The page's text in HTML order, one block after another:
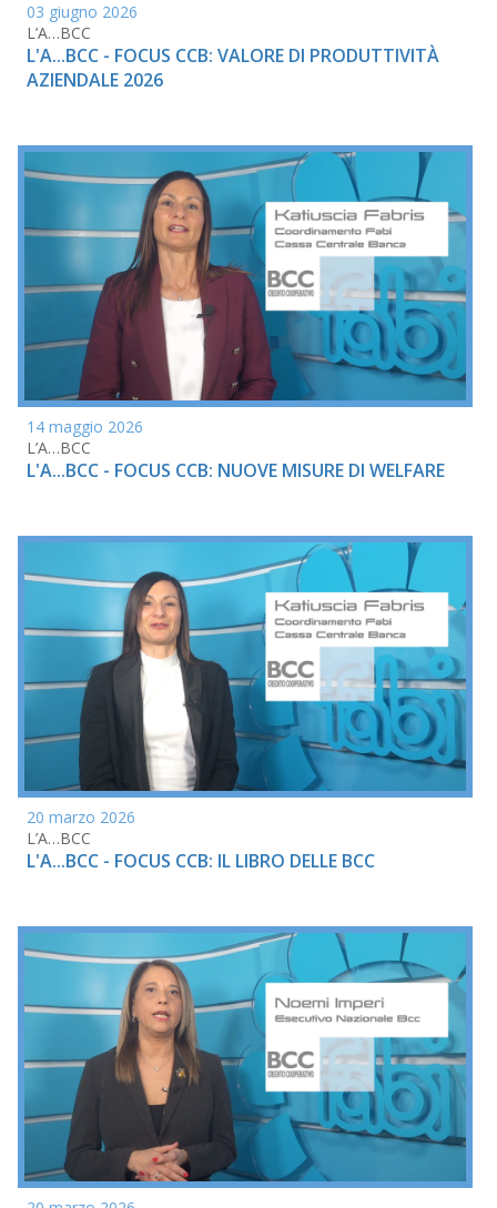
03 giugno 2026
L’A…BCC
L'A...BCC - FOCUS CCB: VALORE DI PRODUTTIVITÀ
AZIENDALE 2026
14 maggio 2026
L’A…BCC
L'A...BCC - FOCUS CCB: NUOVE MISURE DI WELFARE
20 marzo 2026
L’A…BCC
L'A...BCC - FOCUS CCB: IL LIBRO DELLE BCC